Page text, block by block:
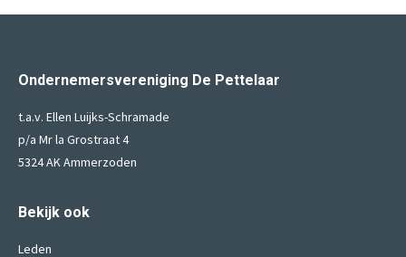
Ondernemersvereniging De Pettelaar
t.a.v. Ellen Luijks-Schramade
p/a Mr la Grostraat 4
5324 AK Ammerzoden
Bekijk ook
Leden